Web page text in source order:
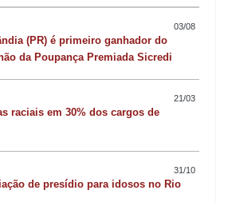
03/08
(PR) é primeiro ganhador do
da Poupança Premiada Sicredi
21/03
raciais em 30% dos cargos de
31/10
de presídio para idosos no Rio